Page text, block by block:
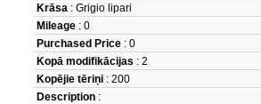
Krāsa : Grigio lipari
Mileage : 0
Purchased Price : 0
Kopā modifikācijas : 2
Kopējie tēriņi : 200
Description :